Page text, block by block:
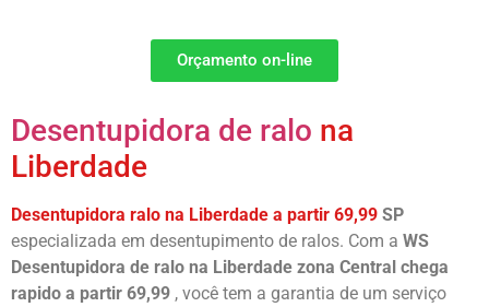
Orçamento on-line
Desentupidora de ralo na
Liberdade
Desentupidora ralo na Liberdade a partir 69,99 SP
especializada em desentupimento de ralos. Com a WS
Desentupidora de ralo na Liberdade zona Central chega
rapido a partir 69,99 , você tem a garantia de um serviço